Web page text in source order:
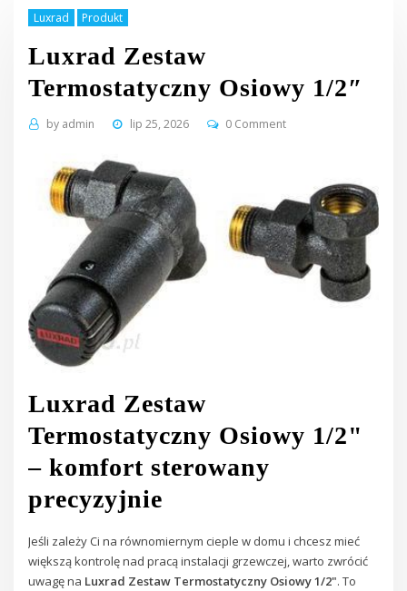
Luxrad Produkt
Luxrad Zestaw
Termostatyczny Osiowy 1/2″
by admin lip 25, 2026 0 Comment
Luxrad Zestaw
Termostatyczny Osiowy 1/2"
– komfort sterowany
precyzyjnie
Jeśli zależy Ci na równomiernym cieple w domu i chcesz mieć
większą kontrolę nad pracą instalacji grzewczej, warto zwrócić
uwagę na Luxrad Zestaw Termostatyczny Osiowy 1/2". To